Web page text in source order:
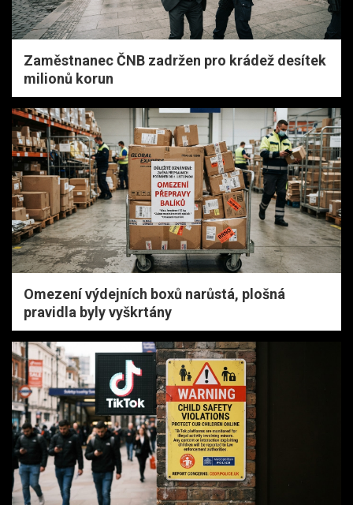
Zaměstnanec ČNB zadržen pro krádež desítek
milionů korun
Omezení výdejních boxů narůstá, plošná
pravidla byly vyškrtány